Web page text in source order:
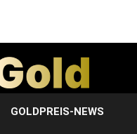
GOLDPREIS-NEWS